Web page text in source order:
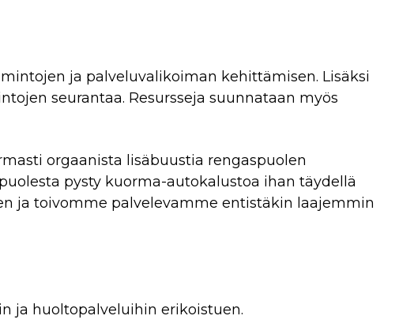
ja palveluvalikoiman kehittämisen. Lisäksi
seurantaa. Resursseja suunnataan myös
orgaanista lisäbuustia rengaspuolen
pysty kuorma-autokalustoa ihan täydellä
ja toivomme palvelevamme entistäkin laajemmin
ja huoltopalveluihin erikoistuen.